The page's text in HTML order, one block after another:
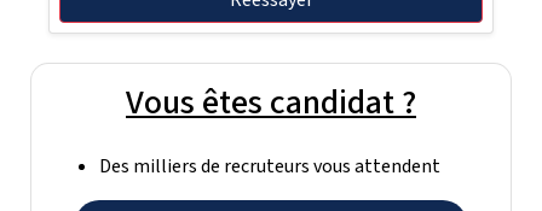
Vous êtes candidat ?
Des milliers de recruteurs vous attendent